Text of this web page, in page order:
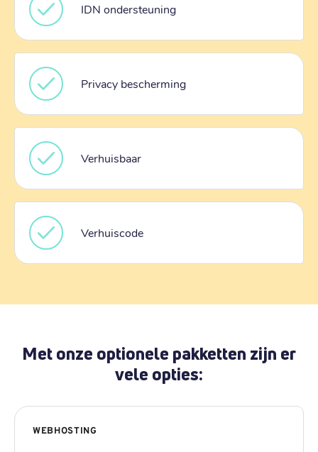
IDN ondersteuning
Privacy bescherming
Verhuisbaar
Verhuiscode
Met onze optionele pakketten zijn er
vele opties:
WEBHOSTING